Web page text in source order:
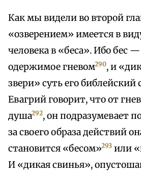
Как мы видели во второй
«озверением» имеется в
человека в «беса». Ибо бес
одержимое гневом290, и
звери» суть его библейский
Евагрий говорит, что от
душа292, он подразумевает
за своего образа действий
становится «бесом»293 или
И «дикая свинья»,